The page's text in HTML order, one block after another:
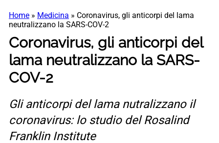
Home » Medicina » Coronavirus, gli anticorpi del lama
neutralizzano la SARS-COV-2
Coronavirus, gli anticorpi del
lama neutralizzano la SARS-
COV-2
Gli anticorpi del lama nutralizzano il
coronavirus: lo studio del Rosalind
Franklin Institute